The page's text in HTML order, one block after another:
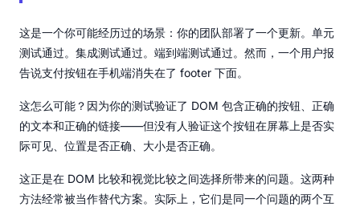
这是一个你可能经历过的场景：你的团队部署了一个更新。单元
测试通过。集成测试通过。端到端测试通过。然而，一个用户报
告说支付按钮在手机端消失在了 footer 下面。
这怎么可能？因为你的测试验证了 DOM 包含正确的按钮、正确
的文本和正确的链接——但没有人验证这个按钮在屏幕上是否实
际可见、位置是否正确、大小是否正确。
这正是在 DOM 比较和视觉比较之间选择所带来的问题。这两种
方法经常被当作替代方案。实际上，它们是同一个问题的两个互